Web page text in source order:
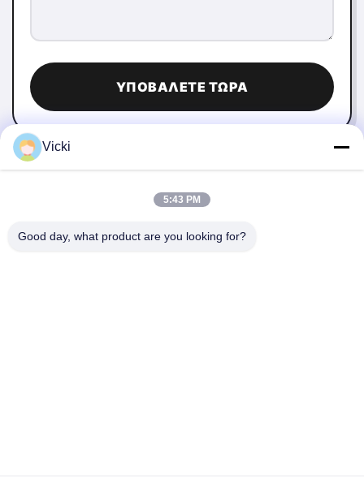
ΥΠΟΒΆΛΕΤΕ ΤΏΡΑ
Vicki
5:43 PM
Good day, what product are you looking for?